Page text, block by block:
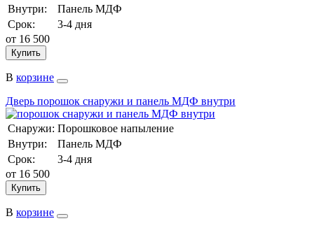
Внутри:
Панель МДФ
Срок:
3-4 дня
от 16 500
Купить
В корзине
Дверь порошок снаружи и панель МДФ внутри
Снаружи: Порошковое напыление
Внутри:
Панель МДФ
Срок:
3-4 дня
от 16 500
Купить
В корзине